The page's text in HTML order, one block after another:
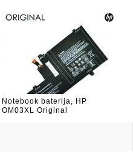
Notebook baterija, HP
OM03XL Original